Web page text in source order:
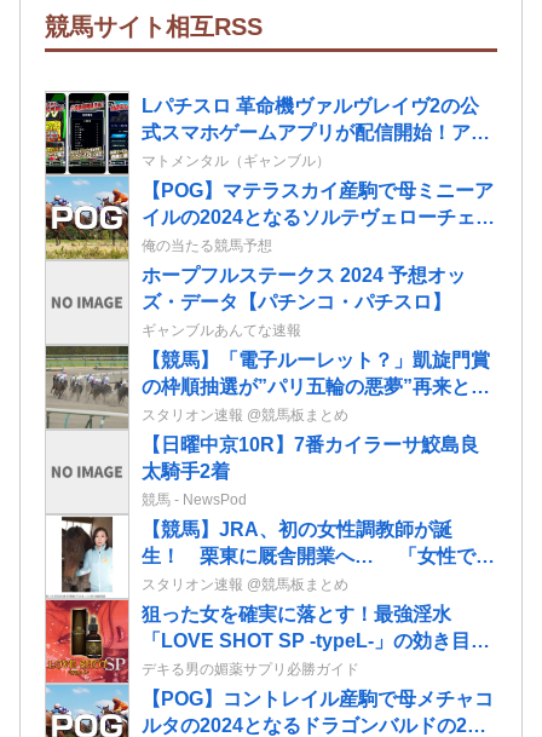
競馬サイト相互RSS
Lパチスロ 革命機ヴァルヴレイヴ2の公
式スマホゲームアプリが配信開始！アプ
リ独自のミニゲームも搭載されている模
様
マトメンタル（ギャンブル）
【POG】マテラスカイ産駒で母ミニーア
イルの2024となるソルテヴェローチェの
2歳情報
俺の当たる競馬予想
ホープフルステークス 2024 予想オッ
ズ・データ【パチンコ・パチスロ】
ギャンブルあんてな速報
【競馬】「電子ルーレット？」凱旋門賞
の枠順抽選が”パリ五輪の悪夢”再来と波
紋 クロワとビザンチンが外枠
スタリオン速報 @競馬板まとめ
【日曜中京10R】7番カイラーサ鮫島良
太騎手2着
競馬 - NewsPod
【競馬】JRA、初の女性調教師が誕
生！ 栗東に厩舎開業へ… 「女性でも
できる仕事だと知ってもらいたい」「長
く愛される馬を育てたい」
スタリオン速報 @競馬板まとめ
狙った女を確実に落とす！最強淫水
「LOVE SHOT SP -typeL-」の効き目が
マジでヤバい！
デキる男の媚薬サプリ必勝ガイド
【POG】コントレイル産駒で母メチャコ
ルタの2024となるドラゴンバルドの2歳